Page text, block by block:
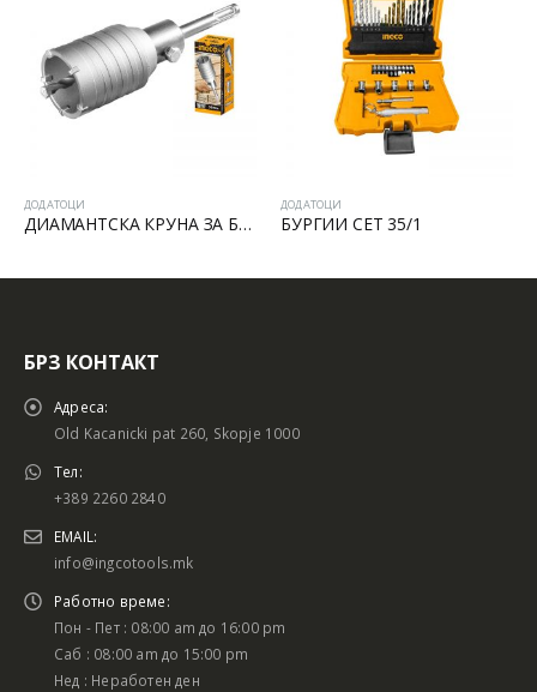
ДОДАТОЦИ
ДИАМАНТСКА КРУНА ЗА БЕТОН SDS PLUS
ДОДАТОЦИ
БУРГИИ СЕТ 35/1
БРЗ КОНТАКТ
Адреса:
Old Kacanicki pat 260, Skopje 1000
Тел:
+389 2260 2840
EMAIL:
info@ingcotools.mk
Работно време:
Пон - Пет : 08:00 am до 16:00 pm
Саб : 08:00 am до 15:00 pm
Нед : Неработен ден